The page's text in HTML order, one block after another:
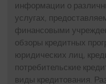
информации о
услугах,
финансовыми
обзоры кредитных
юридических лиц,
потребительские
виды кредитования.